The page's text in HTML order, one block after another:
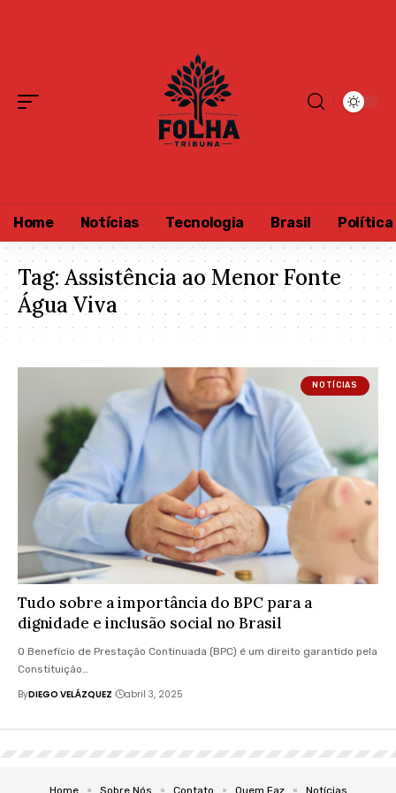
Home Notícias Tecnologia Brasil Política
Tag:Assistência ao Menor Fonte
Água Viva
NOTÍCIAS
Tudo sobre a importância do BPC para a
dignidade e inclusão social no Brasil
O Benefício de Prestação Continuada (BPC) é um direito garantido pela
Constituição…
ByDIEGO VELÁZQUEZ abril 3, 2025
Home Sobre Nós Contato Quem Faz Notícias